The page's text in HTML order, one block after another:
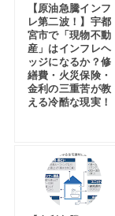
【原油急騰インフ
レ第二波！】宇都
宮市で「現物不動
産」はインフレヘ
ッジになるか？修
繕費・火災保険・
金利の三重苦が教
える冷酷な現実！